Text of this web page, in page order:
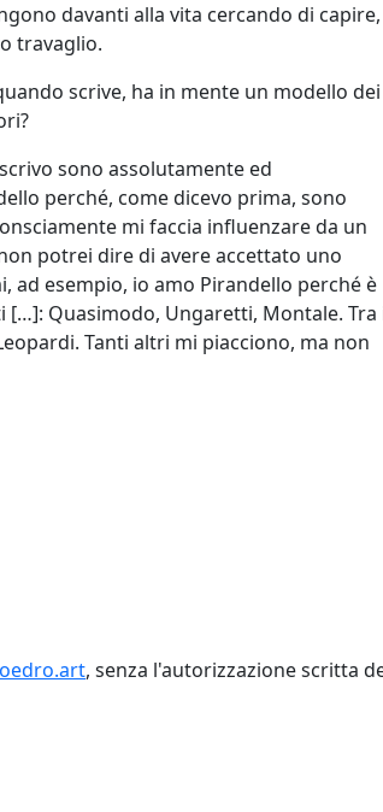
davanti alla vita cercando di capire,
travaglio.
scrive, ha in mente un modello dei
sono assolutamente ed
perché, come dicevo prima, sono
mi faccia influenzare da un
potrei dire di avere accettato uno
esempio, io amo Pirandello perché è
Quasimodo, Ungaretti, Montale. Tra
Tanti altri mi piacciono, ma non
, senza l'autorizzazione scritta